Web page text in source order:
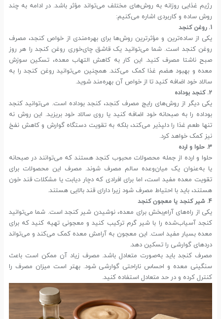
رژیم غذایی روزانه به روش‌های مختلف می‌تواند مؤثر باشد. در ادامه به چند
روش ساده و کاربردی اشاره می‌کنیم:
1. روغن کنجد
یکی از ساده‌ترین و مؤثرترین روش‌ها برای بهره‌مندی از خواص کنجد، مصرف
روغن کنجد است. شما می‌توانید یک قاشق چای‌خوری روغن کنجد را هر روز
صبح ناشتا مصرف کنید. این کار به کاهش التهاب معده، تسکین سوزش
معده و بهبود هضم غذا کمک می‌کند. همچنین می‌توانید روغن کنجد را به
سالاد خود اضافه کنید تا از خواص آن بهره‌مند شوید.
2. کنجد بو‌داده
یکی دیگر از روش‌های رایج مصرف کنجد، کنجد بو‌داده است. می‌توانید کنجد
بو‌داده را به صبحانه خود اضافه کنید یا روی سالاد خود بریزید. این روش نه
تنها طعم غذا را دلپذیر می‌کند، بلکه به تقویت دستگاه گوارش و کاهش نفخ
نیز کمک خواهد کرد.
3. حلوا و ارده
حلوا و ارده از جمله محصولات محبوب کنجد هستند که می‌توانند در صبحانه
یا به‌عنوان یک میان‌وعده سالم مصرف شوند. مصرف این محصولات برای
تقویت معده مفید است، اما برای افرادی که دچار دیابت یا مشکلات قند خون
هستند، باید با احتیاط مصرف شود زیرا دارای قند بالایی هستند.
4. شیر کنجد یا معجون کنجد
یکی از راه‌های آرام‌بخش برای معده، نوشیدن شیر کنجد است. شما می‌توانید
کنجد آسیاب‌شده را با شیر گرم ترکیب کنید و معجونی تهیه کنید که برای
معده بسیار مفید است. این معجون به آرامش معده کمک می‌کند و می‌تواند
دردهای گوارشی را تسکین دهد.
مصرف کنجد باید به‌صورت متعادل باشد. مصرف زیاد آن ممکن است باعث
سنگینی معده و احساس ناراحتی گوارشی شود. بهتر است میزان مصرف را
کنترل کرده و در حد متعادل استفاده کنید.